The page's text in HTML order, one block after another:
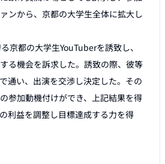
ンから、京都の大学生全体に拡大し
京都の大学生YouTuberを誘致し、
る機会を訴求した。誘致の際、彼等
通い、出演を交渉し決定した。その
参加動機付けができ、上記結果を得
利益を調整し目標達成する力を得